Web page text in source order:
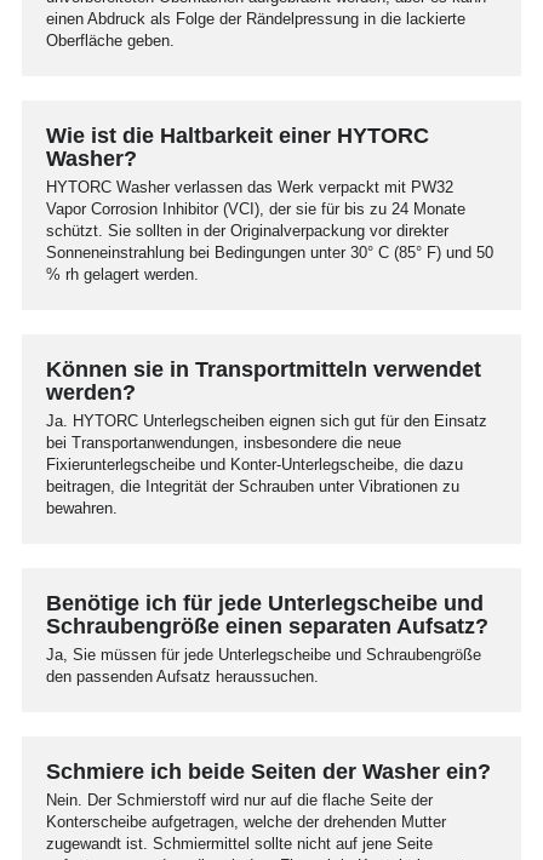
einen Abdruck als Folge der Rändelpressung in die lackierte
Oberfläche geben.
Wie ist die Haltbarkeit einer HYTORC
Washer?
HYTORC Washer verlassen das Werk verpackt mit PW32
Vapor Corrosion Inhibitor (VCI), der sie für bis zu 24 Monate
schützt. Sie sollten in der Originalverpackung vor direkter
Sonneneinstrahlung bei Bedingungen unter 30° C (85° F) und 50
% rh gelagert werden.
Können sie in Transportmitteln verwendet
werden?
Ja. HYTORC Unterlegscheiben eignen sich gut für den Einsatz
bei Transportanwendungen, insbesondere die neue
Fixierunterlegscheibe und Konter-Unterlegscheibe, die dazu
beitragen, die Integrität der Schrauben unter Vibrationen zu
bewahren.
Benötige ich für jede Unterlegscheibe und
Schraubengröße einen separaten Aufsatz?
Ja, Sie müssen für jede Unterlegscheibe und Schraubengröße
den passenden Aufsatz heraussuchen.
Schmiere ich beide Seiten der Washer ein?
Nein. Der Schmierstoff wird nur auf die flache Seite der
Konterscheibe aufgetragen, welche der drehenden Mutter
zugewandt ist. Schmiermittel sollte nicht auf jene Seite